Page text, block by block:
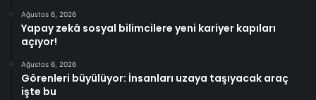
Ağustos 6, 2026
Yapay zekâ sosyal bilimcilere yeni kariyer kapıları
açıyor!
Ağustos 6, 2026
Görenleri büyülüyor: İnsanları uzaya taşıyacak araç
işte bu